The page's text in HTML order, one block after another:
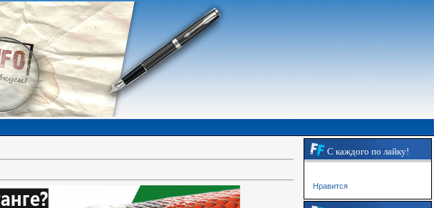
С каждого по лайку!
Нравится